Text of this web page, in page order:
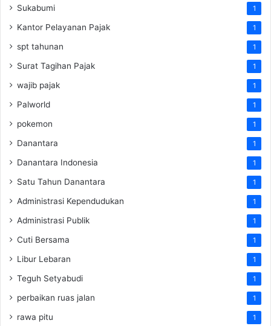
Sukabumi 1
Kantor Pelayanan Pajak 1
spt tahunan 1
Surat Tagihan Pajak 1
wajib pajak 1
Palworld 1
pokemon 1
Danantara 1
Danantara Indonesia 1
Satu Tahun Danantara 1
Administrasi Kependudukan 1
Administrasi Publik 1
Cuti Bersama 1
Libur Lebaran 1
Teguh Setyabudi 1
perbaikan ruas jalan 1
rawa pitu 1